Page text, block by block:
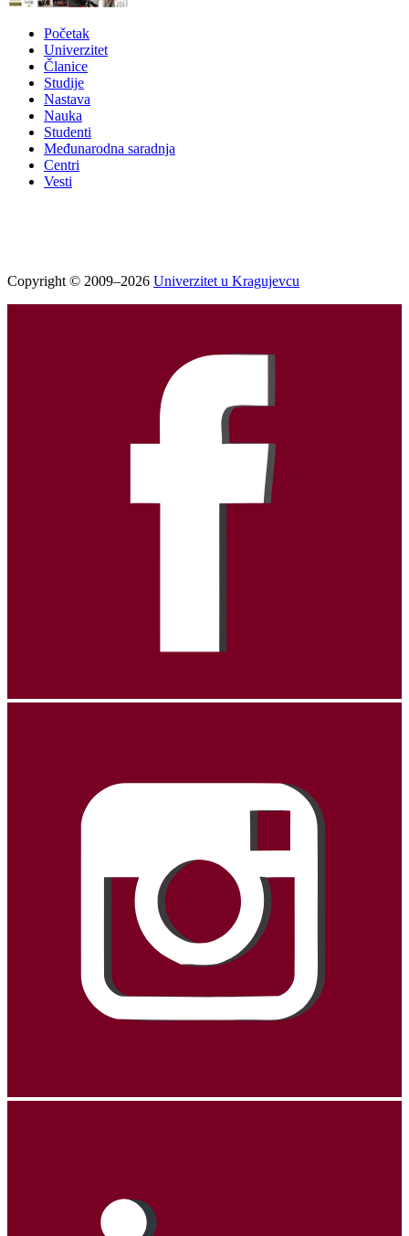
Početak
Univerzitet
Članice
Studije
Nastava
Nauka
Studenti
Međunarodna saradnja
Centri
Vesti
Copyright © 2009–2026 Univerzitet u Kragujevcu